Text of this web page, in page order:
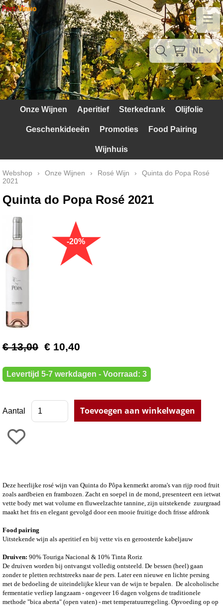
Home
Contact
Mijn account
Verzendkosten
Rode Druiven
NL
Onze Wijnen Aperitief Sterkedrank Olijfolie
Geschenkideeën Promoties Food Pairing
Wijnhuis
Webshop › Onze Wijnen › Rosé Wijn ›
Quinta do Popa Rosé
2021
Quinta do Popa Rosé 2021
€ 13,00 € 10,40
Levertijd 5-7 werkdagen - Voorraad: 3
Aantal
Deze heerlijke rosé wijn van Quinta do Pôpa kenmerkt aroma's van rijp rood fruit
zoals aardbeien en frambozen. Zacht en soepel in de mond, presenteert een ietwat
vette body met wat volume en fluweelzachte tannine, zijn uitstekende zuurgraad
maakt het fris en elegant gevolgd door een mooie fruitige doch frisse afdronk
Food pairing
Uitstekende wijn als aperitief en bij vette vis en geroosterde kabeljauw
Druiven: 90% Touriga Nacional & 10% Tinta Roriz
De druiven worden bij ontvangst volledig ontsteeld. De bessen (heel) gaan
zonder te pletten rechtstreeks naar de pers. Later een nieuwe en lichte persing
met de bedoeling de uiteindelijke kleur van de wijn te bepalen. De alcoholische
fermentatie verliep langzaam - ongeveer 16 dagen volgens de traditionele
methode "bica aberta" (open vaten) - met temperatuurregeling. Opvoeding op op